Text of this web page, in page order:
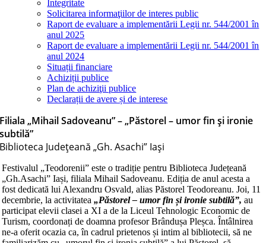
Integritate
Solicitarea informaţiilor de interes public
Raport de evaluare a implementării Legii nr. 544/2001 în
anul 2025
Raport de evaluare a implementării Legii nr. 544/2001 în
anul 2024
Situații financiare
Achiziții publice
Plan de achiziţii publice
Declarații de avere și de interese
Filiala „Mihail Sadoveanu” – „Păstorel – umor fin și ironie
subtilă”
Biblioteca Judeţeană „Gh. Asachi” Iaşi
Festivalul „Teodorenii” este o tradiție pentru Biblioteca Județeană
„Gh.Asachi” Iași, filiala Mihail Sadoveanu. Ediția de anul acesta a
fost dedicată lui Alexandru Osvald, alias Păstorel Teodoreanu. Joi, 11
decembrie, la activitatea „Păstorel – umor fin și ironie subtilă”, au
participat elevii clasei a XI a de la Liceul Tehnologic Economic de
Turism, coordonați de doamna profesor Brândușa Pleșca. Întâlnirea
ne-a oferit ocazia ca, în cadrul prietenos și intim al bibliotecii, să ne